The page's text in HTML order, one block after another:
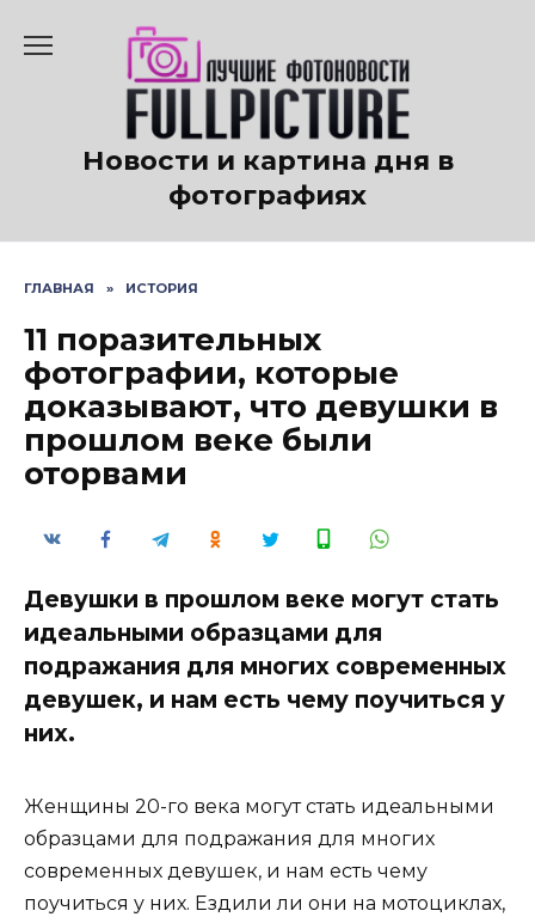
содержанию
Новости и картина дня в
фотографиях
ГЛАВНАЯ » ИСТОРИЯ
11 поразительных
фотографии, которые
доказывают, что девушки в
прошлом веке были
оторвами
Девушки в прошлом веке могут стать
идеальными образцами для
подражания для многих современных
девушек, и нам есть чему поучиться у
них.
Женщины 20-го века могут стать идеальными
образцами для подражания для многих
современных девушек, и нам есть чему
поучиться у них. Ездили ли они на мотоциклах,